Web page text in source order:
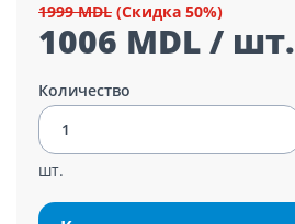
1999 MDL (Скидка 50%)
1006 MDL / шт.
Количество
шт.